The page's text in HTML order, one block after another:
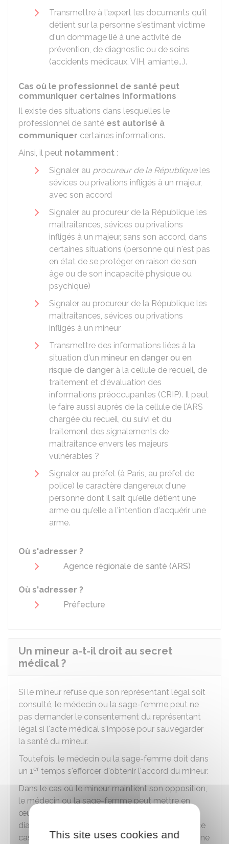
Transmettre à l'expert les documents qu'il
détient sur la personne s'estimant victime
d'un dommage lié à une activité de
prévention, de diagnostic ou de soins
(accidents médicaux, VIH, amiante...).
Cas où le professionnel de santé peut
communiquer certaines informations
Il existe des situations dans lesquelles le
professionnel de santé est autorisé à
communiquer certaines informations.
Ainsi, il peut notamment :
Signaler au procureur de la Républiqueles
sévices ou privations infligés à un majeur,
avec son accord
Signaler au procureur de la République les
maltraitances, sévices ou privations
infligés à un majeur, sans son accord, dans
certaines situations (personne qui n'est pas
en état de se protéger en raison de son
âge ou de son incapacité physique ou
psychique)
Signaler au procureur de la République les
maltraitances, sévices ou privations
infligés à un mineur
Transmettre des informations liées à la
situation d'un mineur en danger ou en
risque de danger à la cellule de recueil, de
traitement et d'évaluation des
informations préoccupantes (CRIP). Il peut
le faire aussi auprès de la cellule de l'ARS
chargée du recueil, du suivi et du
traitement des signalements de
maltraitance envers les majeurs
vulnérables ?
Signaler au préfet (à Paris, au préfet de
police) le caractère dangereux d'une
personne dont il sait qu'elle détient une
arme ou qu'elle a l'intention d'acquérir une
arme.
Où s'adresser ?
Agence régionale de santé (ARS)
Où s'adresser ?
Préfecture
Un mineur a-t-il droit au secret
médical ?
Si le mineur refuse que son représentant légal soit
consulté, le médecin ou la sage-femme peut ne
pas demander le consentement du représentant
légal si l'acte médical s'impose pour sauvegarder
la santé du mineur.
Toutefois, le médecin ou la sage-femme doit dans
un 1er temps s'efforcer d'obtenir l'accord du mineur.
Dans le cas où le mineur maintient son opposition,
le médecin ou la sage-femme peut mettre en
œuvre l'action de prévention, le dépistage, le
diagnostic, le traitement ou l'intervention. Dans ce
cas, le mineur se fait accompagner d'une personne
This site uses cookies and